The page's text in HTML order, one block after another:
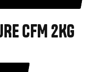
CFM 2KG